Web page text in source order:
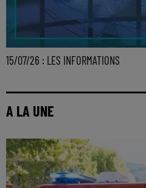
15/07/26 : LES INFORMATIONS
A LA UNE